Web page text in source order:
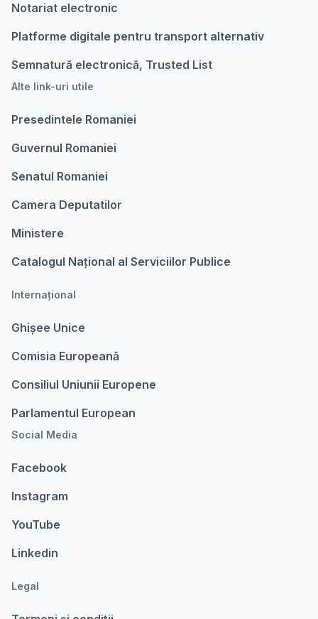
Notariat electronic
Platforme digitale pentru transport alternativ
Semnatură electronică, Trusted List
Alte link-uri utile
Presedintele Romaniei
Guvernul Romaniei
Senatul Romaniei
Camera Deputatilor
Ministere
Catalogul Național al Serviciilor Publice
Internațional
Ghișee Unice
Comisia Europeanǎ
Consiliul Uniunii Europene
Parlamentul European
Social Media
Facebook
Instagram
YouTube
Linkedin
Legal